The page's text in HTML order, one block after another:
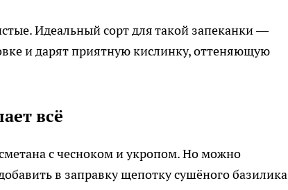
Идеальный сорт для такой запеканки —
и дарят приятную кислинку, оттеняющую
всё
с чесноком и укропом. Но можно
в заправку щепотку сушёного базилика